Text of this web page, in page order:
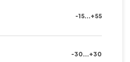
-15...+55
-30...+30